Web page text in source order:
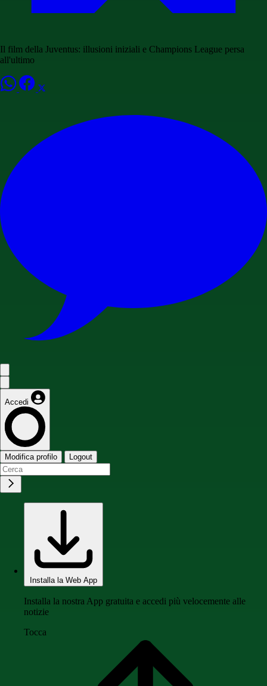
Il film della Juventus: illusioni iniziali e Champions League persa
all'ultimo
Accedi
Modifica profilo Logout
Installa la Web App
Installa la nostra App gratuita e accedi più velocemente alle
notizie
Tocca